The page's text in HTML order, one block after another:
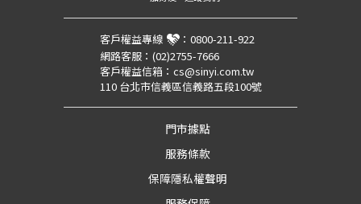
客戶權益專線 ： 0800-211-922
網路客服： (02)2755-7666
客戶權益信箱： cs@sinyi.com.tw
110 台北市信義區信義路五段100號
門市據點
服務條款
保障隱私權聲明